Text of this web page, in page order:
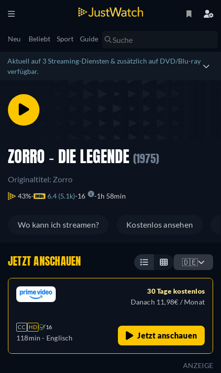
Neu Beliebt Sport Guide
Aktuell auf 3 Streaming-Diensten & zusätzlich auf DVD/Blu-ray
verfügbar.
ZORRO - DIE LEGENDE (1975)
Originaltitel: Zorro
43% 6.4 (5.1k) 16 1h 58min
Wo kann ich streamen? Kostenlos ansehen
JETZT ANSCHAUEN 🇩🇪
CC HD 16
118min - Englisch
30 Tage kostenlos
Danach 11,98€ / Monat
Jetzt anschauen
ANZEIGE